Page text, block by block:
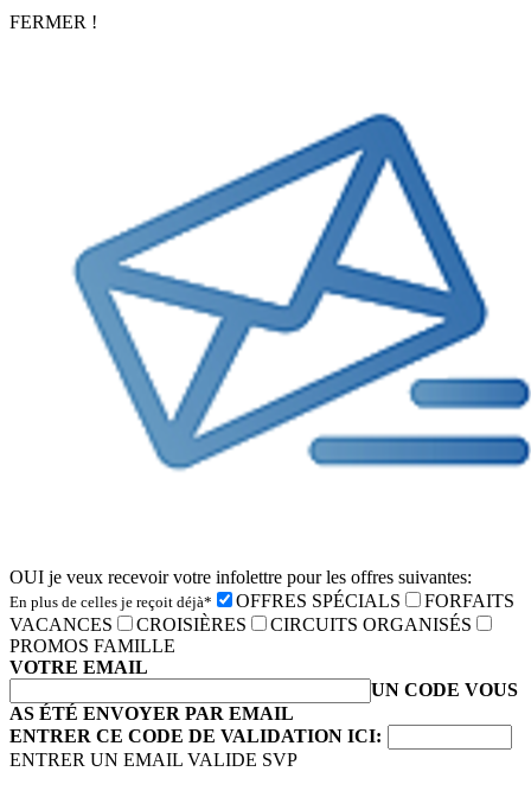
FERMER !
OUI je veux recevoir votre infolettre pour les offres suivantes:
En plus de celles je reçoit déjà* OFFRES SPÉCIALS
FORFAITS
VACANCES
CROISIÈRES
CIRCUITS ORGANISÉS
PROMOS FAMILLE
VOTRE EMAIL
UN CODE VOUS
AS ÉTÉ ENVOYER PAR EMAIL
ENTRER CE CODE DE VALIDATION ICI:
ENTRER UN EMAIL VALIDE SVP